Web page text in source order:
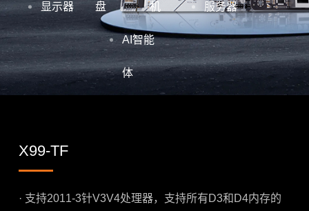
显示器 盘 机 服务器
AI智能
体
X99-TF
· 支持2011-3针V3V4处理器，支持所有D3和D4内存的